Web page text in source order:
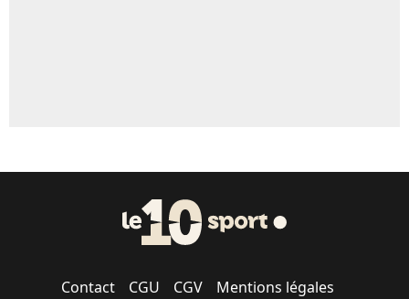
Contact CGU CGV Mentions légales